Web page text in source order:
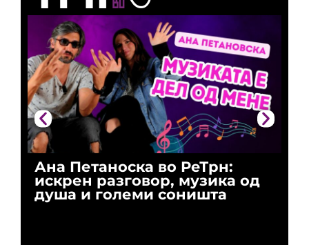
Ана Петаноска во РеТрн:
искрен разговор, музика од
душа и големи соништа